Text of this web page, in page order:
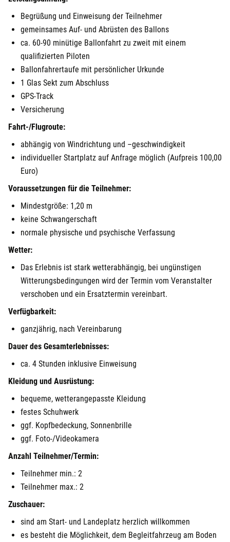
Begrüßung und Einweisung der Teilnehmer
gemeinsames Auf- und Abrüsten des Ballons
ca. 60-90 minütige Ballonfahrt zu zweit mit einem
qualifizierten Piloten
Ballonfahrertaufe mit persönlicher Urkunde
1 Glas Sekt zum Abschluss
GPS-Track
Versicherung
Fahrt-/Flugroute:
abhängig von Windrichtung und –geschwindigkeit
individueller Startplatz auf Anfrage möglich (Aufpreis 100,00
Euro)
Voraussetzungen für die Teilnehmer:
Mindestgröße: 1,20 m
keine Schwangerschaft
normale physische und psychische Verfassung
Wetter:
Das Erlebnis ist stark wetterabhängig, bei ungünstigen
Witterungsbedingungen wird der Termin vom Veranstalter
verschoben und ein Ersatztermin vereinbart.
Verfügbarkeit:
ganzjährig, nach Vereinbarung
Dauer des Gesamterlebnisses:
ca. 4 Stunden inklusive Einweisung
Kleidung und Ausrüstung:
bequeme, wetterangepasste Kleidung
festes Schuhwerk
ggf. Kopfbedeckung, Sonnenbrille
ggf. Foto-/Videokamera
Anzahl Teilnehmer/Termin:
Teilnehmer min.: 2
Teilnehmer max.: 2
Zuschauer:
sind am Start- und Landeplatz herzlich willkommen
es besteht die Möglichkeit, dem Begleitfahrzeug am Boden
Fulda
Fürstenfeldbruck
Fürth
Geiselwind
Gelnhausen
Gersfeld
Gotha
Göppingen
Halle
Hamburg
Hannover
Heidelberg
Heidenheim
Heilbronn
Heldburg
Herzogenaurach
Herzogtum Lauenburg